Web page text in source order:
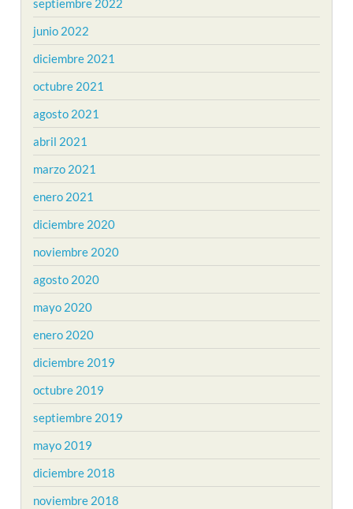
septiembre 2022
junio 2022
diciembre 2021
octubre 2021
agosto 2021
abril 2021
marzo 2021
enero 2021
diciembre 2020
noviembre 2020
agosto 2020
mayo 2020
enero 2020
diciembre 2019
octubre 2019
septiembre 2019
mayo 2019
diciembre 2018
noviembre 2018